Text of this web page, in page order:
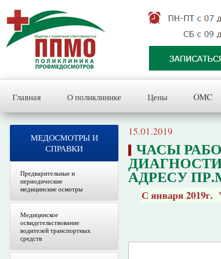
Главная О поликлинике Цены OMC
МЕДОСМОТРЫ И
СПРАВКИ
Предварительные и
периодические
медицинские осмотры
Медицинское
освидетельствование
водителей транспортных
средств
15.01.2019
ЧАСЫ
АДРЕСУ
С января 2019г.